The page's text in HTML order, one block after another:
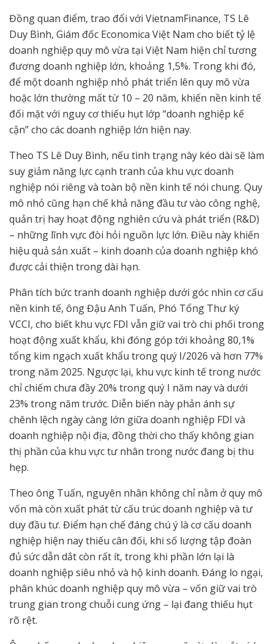
Đồng quan điểm, trao đổi với VietnamFinance, TS Lê
Duy Bình, Giám đốc Economica Việt Nam cho biết tỷ lệ
doanh nghiệp quy mô vừa tại Việt Nam hiện chỉ tương
đương doanh nghiệp lớn, khoảng 1,5%. Trong khi đó,
để một doanh nghiệp nhỏ phát triển lên quy mô vừa
hoặc lớn thường mất từ 10 – 20 năm, khiến nền kinh tế
đối mặt với nguy cơ thiếu hụt lớp “doanh nghiệp kế
cận” cho các doanh nghiệp lớn hiện nay.
Theo TS Lê Duy Bình, nếu tình trạng này kéo dài sẽ làm
suy giảm năng lực cạnh tranh của khu vực doanh
nghiệp nói riêng và toàn bộ nền kinh tế nói chung. Quy
mô nhỏ cũng hạn chế khả năng đầu tư vào công nghệ,
quản trị hay hoạt động nghiên cứu và phát triển (R&D)
– những lĩnh vực đòi hỏi nguồn lực lớn. Điều này khiến
hiệu quả sản xuất – kinh doanh của doanh nghiệp khó
được cải thiện trong dài hạn.
Phân tích bức tranh doanh nghiệp dưới góc nhìn cơ cấu
nền kinh tế, ông Đậu Anh Tuấn, Phó Tổng Thư ký
VCCI, cho biết khu vực FDI vẫn giữ vai trò chi phối trong
hoạt động xuất khẩu, khi đóng góp tới khoảng 80,1%
tổng kim ngạch xuất khẩu trong quý I/2026 và hơn 77%
trong năm 2025. Ngược lại, khu vực kinh tế trong nước
chỉ chiếm chưa đầy 20% trong quý I năm nay và dưới
23% trong năm trước. Diễn biến này phản ánh sự
chênh lệch ngày càng lớn giữa doanh nghiệp FDI và
doanh nghiệp nội địa, đồng thời cho thấy không gian
thị phần của khu vực tư nhân trong nước đang bị thu
hẹp.
Theo ông Tuấn, nguyên nhân không chỉ nằm ở quy mô
vốn mà còn xuất phát từ cấu trúc doanh nghiệp và tư
duy đầu tư. Điểm hạn chế đáng chú ý là cơ cấu doanh
nghiệp hiện nay thiếu cân đối, khi số lượng tập đoàn
đủ sức dẫn dắt còn rất ít, trong khi phần lớn lại là
doanh nghiệp siêu nhỏ và hộ kinh doanh. Đáng lo ngại,
phân khúc doanh nghiệp quy mô vừa – vốn giữ vai trò
trung gian trong chuỗi cung ứng – lại đang thiếu hụt
rõ rệt.